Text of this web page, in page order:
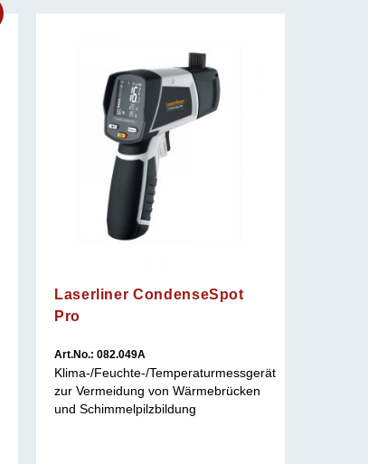
Laserliner CondenseSpot
Pro
Art.No.: 082.049A
Klima-/Feuchte-/Temperaturmessgerät
zur Vermeidung von Wärmebrücken
und Schimmelpilzbildung